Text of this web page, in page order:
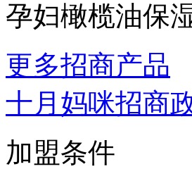
孕妇橄榄油保
更多招商产品
十月妈咪招商
加盟条件